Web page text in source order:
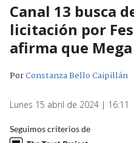
Canal 13 busca
licitación por
afirma que
PorConstanza Bello Caipillán
Lunes 15 abril de 2024 | 16:11
Seguimos criterios de